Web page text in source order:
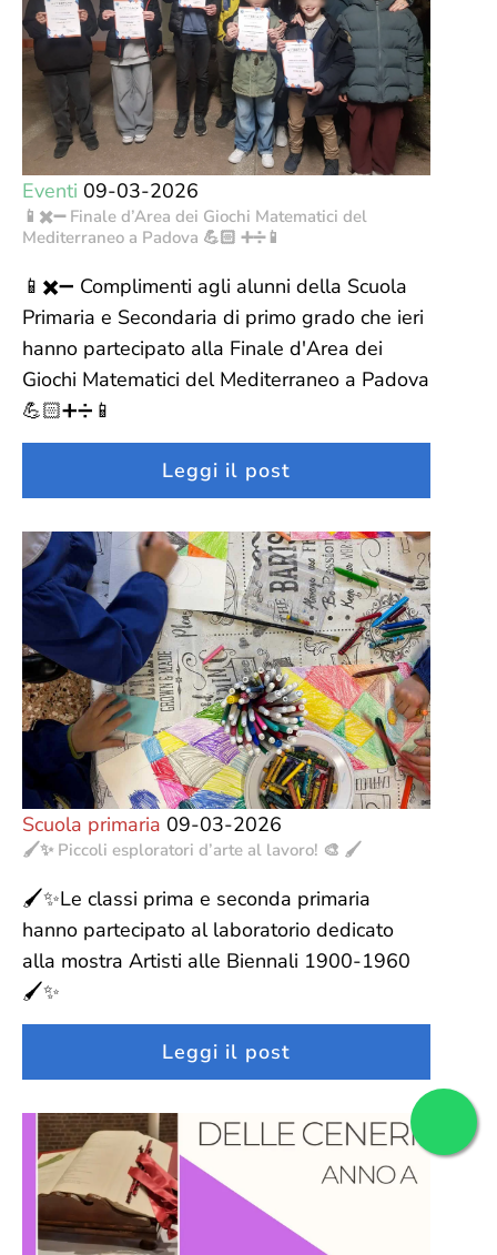
Eventi 09-03-2026
📱✖️➖ Finale d’Area dei Giochi Matematici del
Mediterraneo a Padova 💪🏻 ➕➗📱
📱✖️➖ Complimenti agli alunni della Scuola
Primaria e Secondaria di primo grado che ieri
hanno partecipato alla Finale d'Area dei
Giochi Matematici del Mediterraneo a Padova
💪🏻➕➗📱
Leggi il post
Scuola primaria 09-03-2026
🖌️✨ Piccoli esploratori d’arte al lavoro! 🎨 🖌️
🖌️✨Le classi prima e seconda primaria
hanno partecipato al laboratorio dedicato
alla mostra Artisti alle Biennali 1900-1960
🖌️✨
Leggi il post